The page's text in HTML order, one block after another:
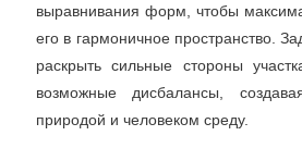
выравнивания форм, чтобы
его в гармоничное пространство.
раскрыть сильные стороны
возможные дисбалансы,
природой и человеком среду.